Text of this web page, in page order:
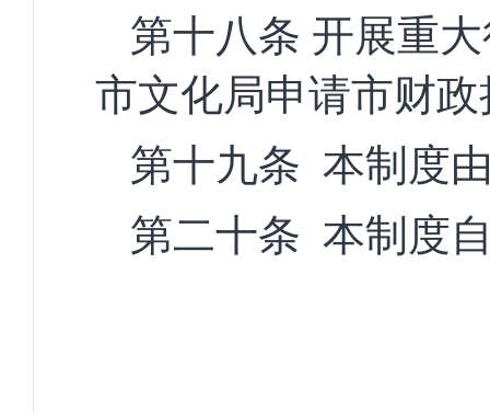
第十八条 开展重
市文化局申请市财
第十九条 本制度
第二十条 本制度